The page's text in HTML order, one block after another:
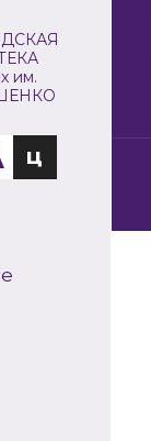
им.
Ц